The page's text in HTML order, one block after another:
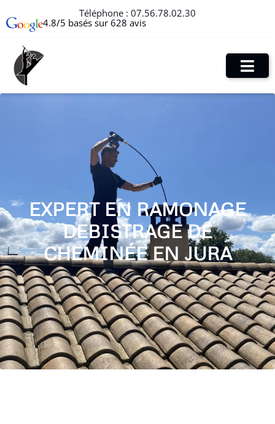
Téléphone : 07.56.78.02.30
4.8/5 basés sur 628 avis
EXPERT EN RAMONAGE
DEBISTRAGE DE
CHEMINÉE EN JURA